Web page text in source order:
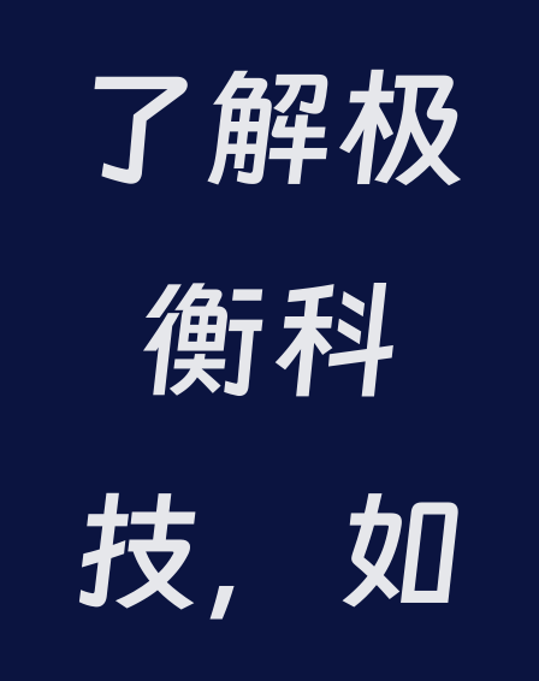
了解极
衡科
技，如